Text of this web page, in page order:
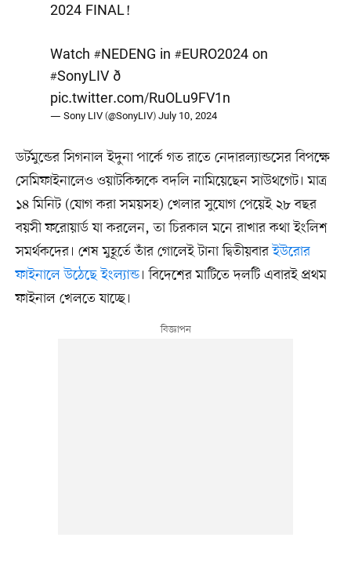
2024 FINAL!
Watch #NEDENG in #EURO2024 on
#SonyLIV ð¿
pic.twitter.com/RuOLu9FV1n
— Sony LIV (@SonyLIV)July 10, 2024
ডর্টমুন্ডের সিগনাল ইদুনা পার্কে গত রাতে নেদারল্যান্ডসের বিপক্ষে
সেমিফাইনালেও ওয়াটকিন্সকে বদলি নামিয়েছেন সাউথগেট। মাত্র
১৪ মিনিট (যোগ করা সময়সহ) খেলার সুযোগ পেয়েই ২৮ বছর
বয়সী ফরোয়ার্ড যা করলেন, তা চিরকাল মনে রাখার কথা ইংলিশ
সমর্থকদের। শেষ মুহূর্তে তাঁর গোলেই টানা দ্বিতীয়বারইউরোর
ফাইনালে উঠেছে ইংল্যান্ড। বিদেশের মাটিতে দলটি এবারই প্রথম
ফাইনাল খেলতে যাচ্ছে।